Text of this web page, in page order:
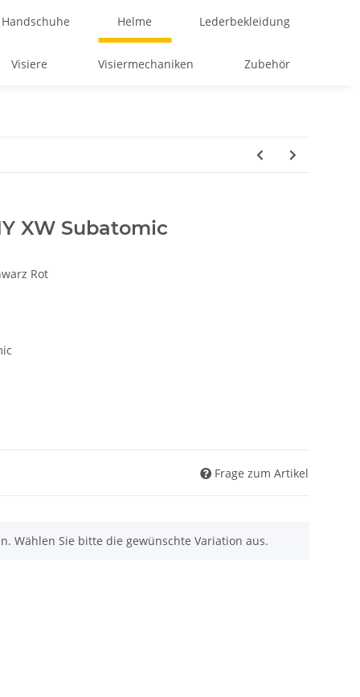
Handschuhe Helme Lederbekleidung
Visiere Visiermechaniken Zubehör
XW Subatomic
Rot
Frage zum Artikel
Wählen Sie bitte die gewünschte Variation aus.